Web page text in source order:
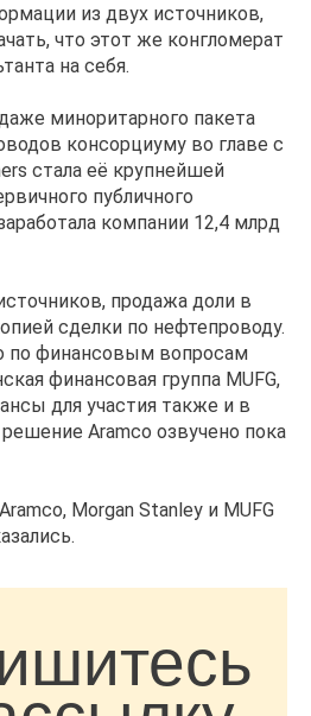
из двух источников,
что этот же конгломерат
на себя.
миноритарного пакета
консорциуму во главе с
стала её крупнейшей
публичного
компании 12,4 млрд
продажа доли в
сделки по нефтепроводу.
по финансовым вопросам
финансовая группа MUFG,
для участия также и в
Aramco озвучено пока
Morgan Stanley и MUFG